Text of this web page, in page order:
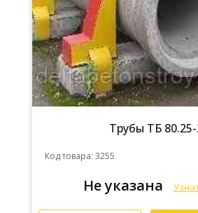
Трубы ТБ
Код товара: 3255
Не указана